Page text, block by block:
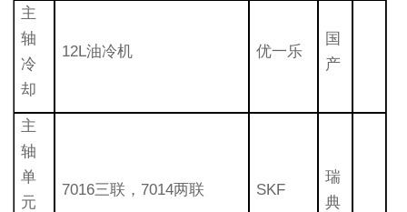
主
轴
冷
却
12L油冷机 优一乐
国
产
主
轴
单
元
7016三联，7014两联 SKF
瑞
典